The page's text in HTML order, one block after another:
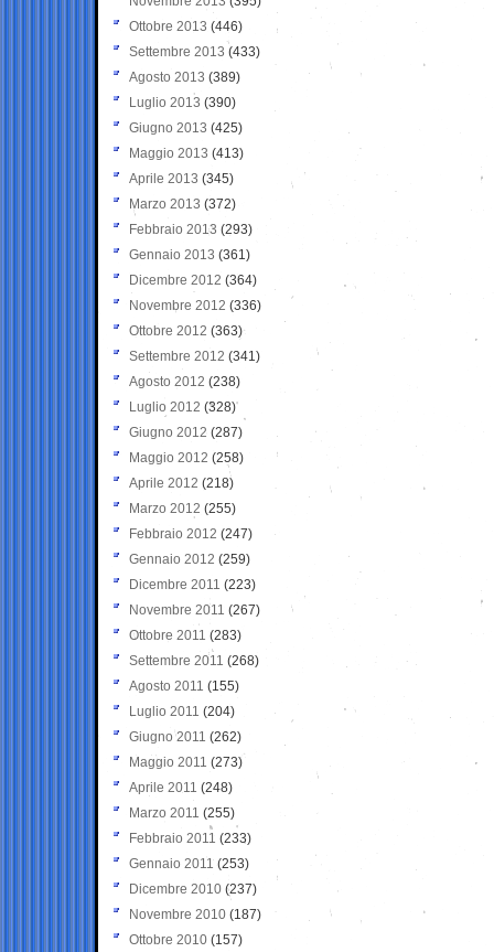
Ottobre 2013 (446)
Settembre 2013 (433)
Agosto 2013 (389)
Luglio 2013 (390)
Giugno 2013 (425)
Maggio 2013 (413)
Aprile 2013 (345)
Marzo 2013 (372)
Febbraio 2013 (293)
Gennaio 2013 (361)
Dicembre 2012 (364)
Novembre 2012 (336)
Ottobre 2012 (363)
Settembre 2012 (341)
Agosto 2012 (238)
Luglio 2012 (328)
Giugno 2012 (287)
Maggio 2012 (258)
Aprile 2012 (218)
Marzo 2012 (255)
Febbraio 2012 (247)
Gennaio 2012 (259)
Dicembre 2011 (223)
Novembre 2011 (267)
Ottobre 2011 (283)
Settembre 2011 (268)
Agosto 2011 (155)
Luglio 2011 (204)
Giugno 2011 (262)
Maggio 2011 (273)
Aprile 2011 (248)
Marzo 2011 (255)
Febbraio 2011 (233)
Gennaio 2011 (253)
Dicembre 2010 (237)
Novembre 2010 (187)
Ottobre 2010 (157)